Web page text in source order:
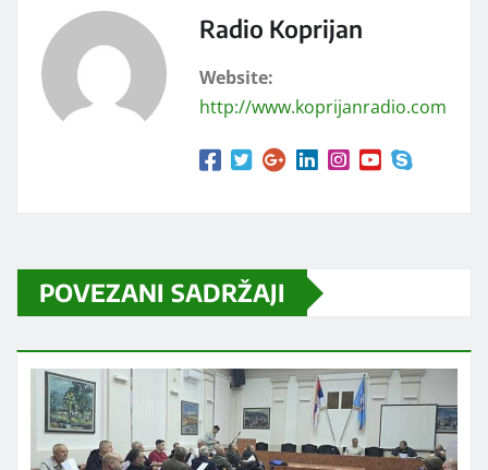
Radio Koprijan
Website:
http://www.koprijanradio.com
POVEZANI SADRŽAJI